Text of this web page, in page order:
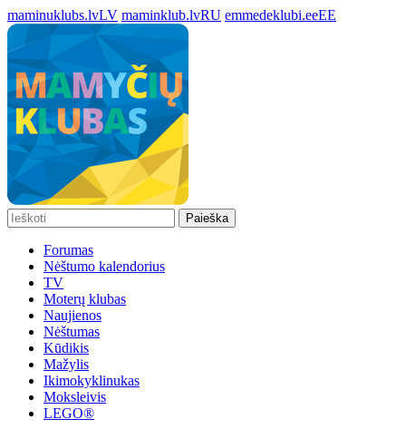
maminuklubs.lvLV maminklub.lvRU emmedeklubi.eeEE
Paieška
Forumas
Nėštumo kalendorius
TV
Moterų klubas
Naujienos
Nėštumas
Kūdikis
Mažylis
Ikimokyklinukas
Moksleivis
LEGO®